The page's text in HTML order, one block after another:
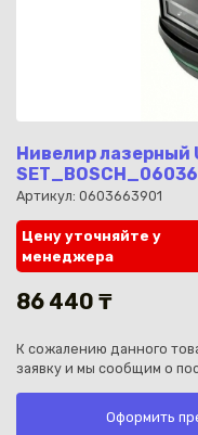
Нивелир лазерный
Артикул: 0603663901
Цену уточняйте у
менеджера
86 440 ₸
К сожалению данного
заявку и мы сообщим о
Оформить